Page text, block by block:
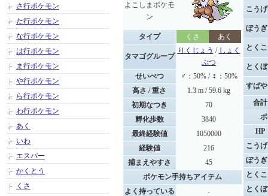
よこしまポケモ
ン
タイプ くさ あく
タマゴグループ
りくじょう / しょく
ぶつ
せいべつ
♂：50% / ♀：50%
高さ / 重さ
1.3 m / 59.6 kg
初期なつき
70
孵化歩数
3840
最終経験値
1050000
経験値
216
捕まえやすさ
45
ポケモン手持ちアイテム
よく持っている
-
こう
ぼう
とく
とく
すば
合計
HP
こう
ぼう
とく
とく
さ行ポケモン
た行ポケモン
な行ポケモン
は行ポケモン
ま行ポケモン
や行ポケモン
ら行ポケモン
わ行ポケモン
あく
いわ
エスパー
かくとう
くさ